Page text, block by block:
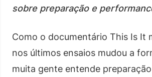
sobre preparação e
Como o documentário This Is It
nos últimos ensaios mudou a
muita gente entende